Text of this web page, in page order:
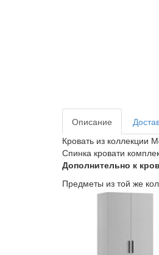
Описание
Кровать из коллекции
Спинка кровати
Дополнительно к
Предметы из той же